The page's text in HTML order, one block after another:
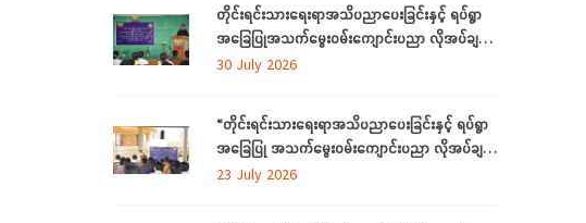
တိုင်းရင်းသားရေးရာအသိပညာပေးခြင်းနှင့် ရပ်ရွာ
အခြေပြုအသက်မွေးဝမ်းကျောင်းပညာ လိုအပ်ချက်
တို့ကို ဆန်းစစ်စီမံခြင်းအစီအစဉ်ကို ကချင်ပြည်နယ်
30 July 2026
“တိုင်းရင်းသားရေးရာအသိပညာပေးခြင်းနှင့် ရပ်ရွာ
အခြေပြု အသက်မွေးဝမ်းကျောင်းပညာ လိုအပ်ချက်
ဆန်းစစ်စီမံခြင်း အစီအစဉ်”
23 July 2026